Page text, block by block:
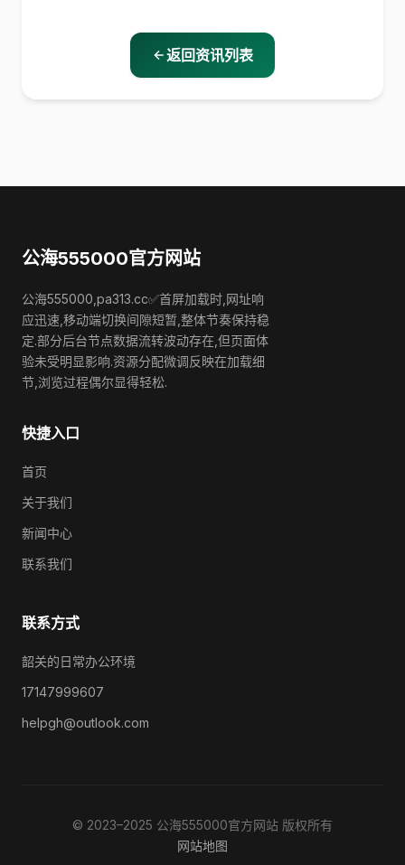
返回资讯列表
公海555000官方网站
公海555000,pa313.cc✅首屏加载时,网址响
应迅速,移动端切换间隙短暂,整体节奏保持稳
定.部分后台节点数据流转波动存在,但页面体
验未受明显影响.资源分配微调反映在加载细
节,浏览过程偶尔显得轻松.
快捷入口
首页
关于我们
新闻中心
联系我们
联系方式
韶关的日常办公环境
17147999607
helpgh@outlook.com
© 2023–2025 公海555000官方网站 版权所有
网站地图